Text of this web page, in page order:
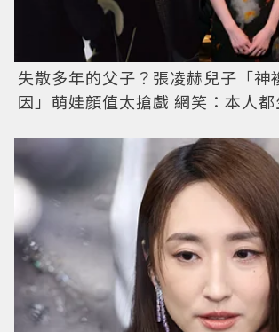
失散多年的父子？張凌赫兒子「神
因」萌娃顏值太搶戲 網笑：本人